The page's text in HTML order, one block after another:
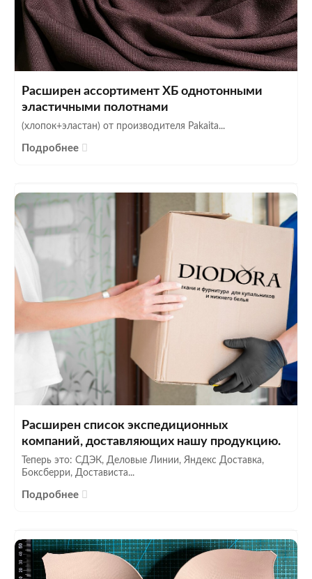
Расширен ассортимент ХБ однотонными
эластичными полотнами
(хлопок+эластан) от производителя Pakaita...
Подробнее
Расширен список экспедиционных
компаний, доставляющих нашу продукцию.
Теперь это: СДЭК, Деловые Линии, Яндекс Доставка,
Боксберри, Достависта...
Подробнее